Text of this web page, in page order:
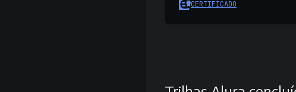
CERTIFICADO